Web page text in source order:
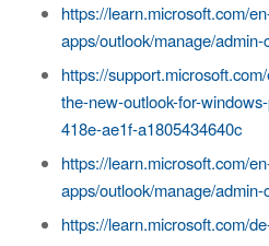
https://learn.microsoft.com/
apps/outlook/manage/
https://
the-new-outlook-for-
418e-ae1f-a1805434640c
https://learn.microsoft.com/
apps/outlook/manage/
https://learn.microsoft.com/